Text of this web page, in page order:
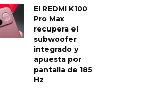
El REDMI K100
Pro Max
recupera el
subwoofer
integrado y
apuesta por
pantalla de 185
Hz